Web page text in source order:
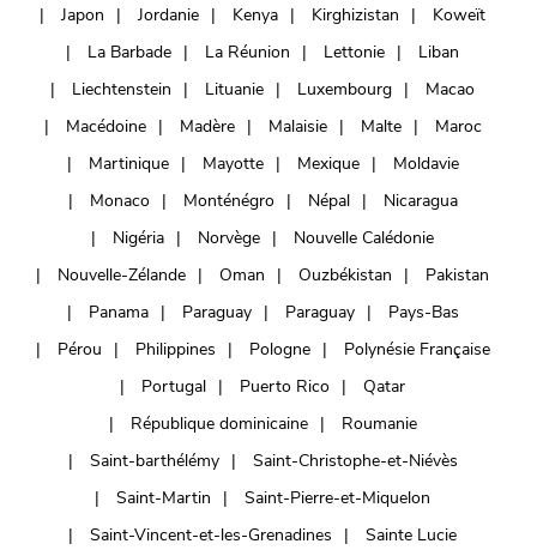
Japon
Jordanie Kenya Kirghizistan
Koweït
La Barbade
La Réunion Lettonie
Liban
Liechtenstein
Lituanie Luxembourg
Macao
Macédoine
Madère Malaisie Malte
Maroc
Martinique
Mayotte Mexique
Moldavie
Monaco
Monténégro Népal
Nicaragua
Nigéria
Norvège
Nouvelle Calédonie
Nouvelle-Zélande
Oman Ouzbékistan
Pakistan
Panama
Paraguay Paraguay
Pays-Bas
Pérou
Philippines Pologne
Polynésie Française
Portugal
Puerto Rico
Qatar
République dominicaine
Roumanie
Saint-barthélémy
Saint-Christophe-et-Niévès
Saint-Martin
Saint-Pierre-et-Miquelon
Saint-Vincent-et-les-Grenadines
Sainte Lucie